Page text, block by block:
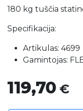
180 kg tuščia
Specifikacija:
Artikulas: 4699
Gamintojas:
119,70 €